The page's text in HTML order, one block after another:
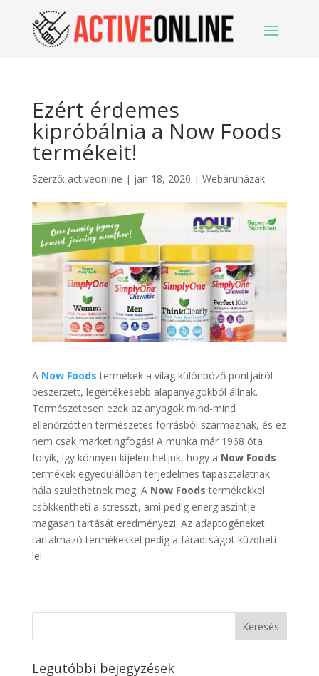
Ezért érdemes
kipróbálnia a Now Foods
termékeit!
Szerző: activeonline | jan 18, 2020 | Webáruházak
A Now Foods termékek a világ különböző pontjairól
beszerzett, legértékesebb alapanyagokból állnak.
Természetesen ezek az anyagok mind-mind
ellenőrzötten természetes forrásból származnak, és ez
nem csak marketingfogás! A munka már 1968 óta
folyik, így könnyen kijelenthetjük, hogy a Now Foods
termékek egyedülállóan terjedelmes tapasztalatnak
hála születhetnek meg. A Now Foods termékekkel
csökkentheti a stresszt, ami pedig energiaszintje
magasan tartását eredményezi. Az adaptogéneket
tartalmazó termékekkel pedig a fáradtságot küzdheti
le!
Legutóbbi bejegyzések